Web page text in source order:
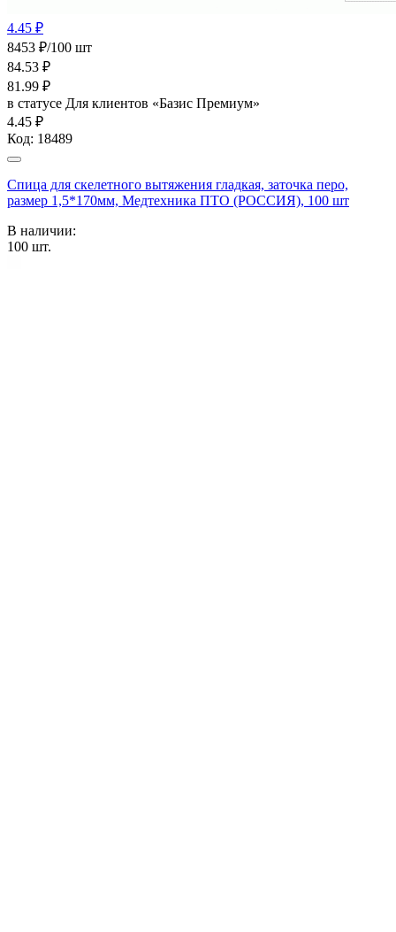
4.45 ₽
8453 ₽/100 шт
84.53 ₽
81.99 ₽
в статусе Для клиентов «Базис Премиум»
4.45 ₽
Код: 18489
Спица для скелетного вытяжения гладкая, заточка перо,
размер 1,5*170мм, Медтехника ПТО (РОССИЯ), 100 шт
В наличии:
100 шт.